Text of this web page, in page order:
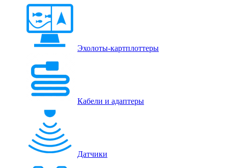
Эхолоты-картплоттеры
Кабели и адаптеры
Датчики